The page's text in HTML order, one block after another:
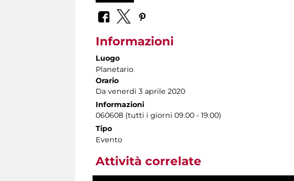
Informazioni
Luogo
Planetario
Orario
Da venerdì 3 aprile 2020
Informazioni
060608 (tutti i giorni 09.00 - 19.00)
Tipo
Evento
Attività correlate